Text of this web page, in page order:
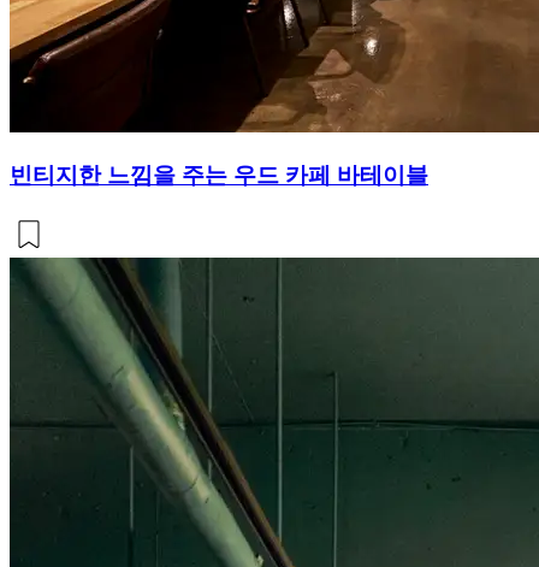
빈티지한 느낌을 주는 우드 카페 바테이블